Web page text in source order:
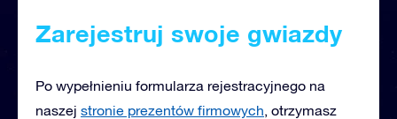
Zarejestruj swoje gwiazdy
Po wypełnieniu formularza rejestracyjnego na
naszej stronie prezentów firmowych, otrzymasz